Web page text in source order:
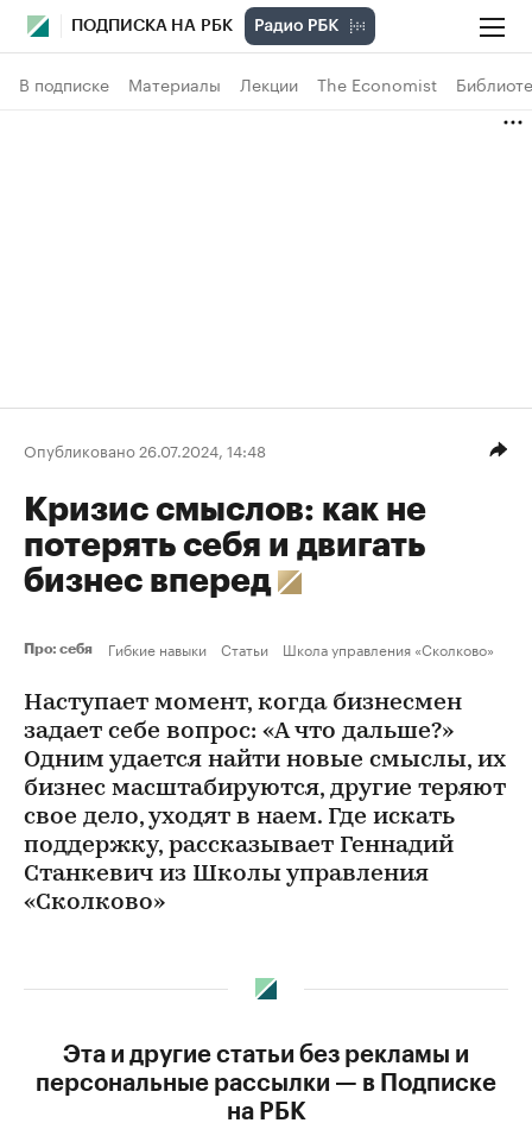
ПОДПИСКА НА РБК
В подписке Материалы Лекции The Economist
Опубликовано 26.07.2024, 14:48
Кризис смыслов: как не
потерять себя и двигать
бизнес вперед
Про: себя Гибкие навыки Статьи Школа управления «Сколково»
Наступает момент, когда бизнесмен
задает себе вопрос: «А что дальше?»
Одним удается найти новые смыслы, их
бизнес масштабируются, другие теряют
свое дело, уходят в наем. Где искать
поддержку, рассказывает Геннадий
Станкевич из Школы управления
«Сколково»
Эта и другие статьи без рекламы и
персональные рассылки — в Подписке
на РБК